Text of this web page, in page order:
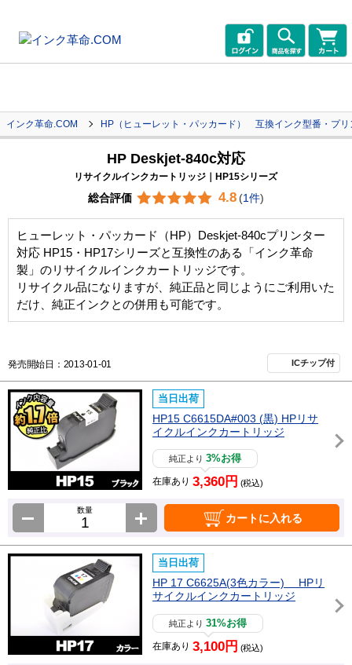
インク革命.COM HP（ヒューレット・パッカード） 互換インク型番・プリ
HP Deskjet-840c対応
リサイクルインクカートリッジ｜HP15シリーズ
総合評価 4.8 (1件)
ヒューレット・パッカード（HP）Deskjet-840cプリンター
対応 HP15・HP17シリーズと互換性のある「インク革命
製」のリサイクルインクカートリッジです。
リサイクル品になりますが、純正品と同じようにご利用いた
だけ、純正インクとの併用も可能です。
発売開始日：2013-01-01 ICチップ付
当日出荷
HP15 C6615DA#003 (黒) HPリサ
イクルインクカートリッジ
純正より3%お得
在庫あり 3,360円 (税込)
数量
カートに入れる
当日出荷
HP 17 C6625A(3色カラー) HPリ
サイクルインクカートリッジ
純正より31%お得
在庫あり 3,100円 (税込)